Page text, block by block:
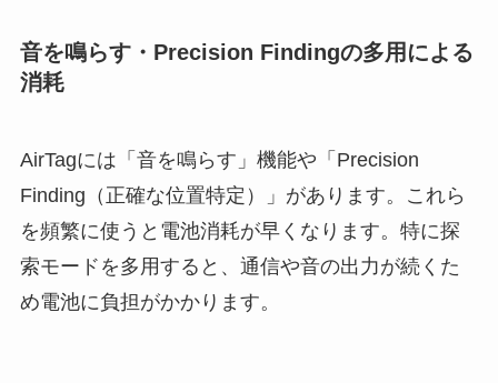
音を鳴らす・Precision Findingの多用による
消耗
AirTagには「音を鳴らす」機能や「Precision
Finding（正確な位置特定）」があります。これら
を頻繁に使うと電池消耗が早くなります。特に探
索モードを多用すると、通信や音の出力が続くた
め電池に負担がかかります。